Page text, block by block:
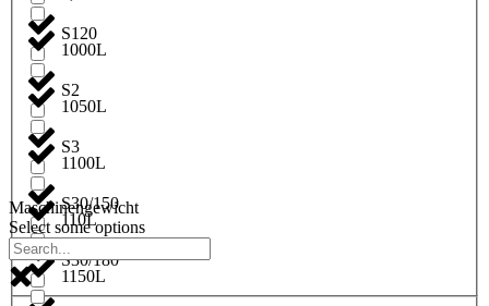
S120
S2
S3
S30/150
S30/180
1000L
1050L
1100L
110L
1150L
Maschinengewicht
Select some options